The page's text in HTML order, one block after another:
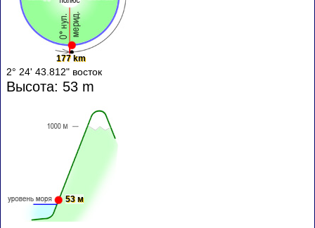
177 km
2° 24' 43.812" восток
Высота: 53 m
53 м